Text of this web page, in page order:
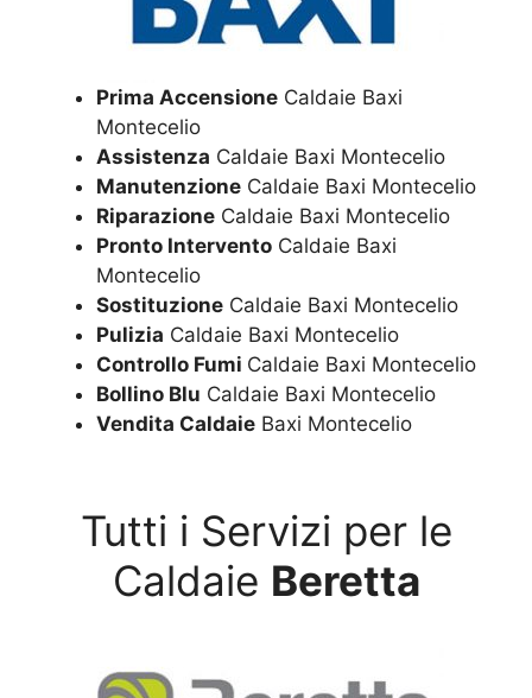
Prima Accensione Caldaie Baxi
Montecelio
Assistenza Caldaie Baxi Montecelio
Manutenzione Caldaie Baxi Montecelio
Riparazione Caldaie Baxi Montecelio
Pronto Intervento Caldaie Baxi
Montecelio
Sostituzione Caldaie Baxi Montecelio
Pulizia Caldaie Baxi Montecelio
Controllo Fumi Caldaie Baxi Montecelio
Bollino Blu Caldaie Baxi Montecelio
Vendita Caldaie Baxi Montecelio
Tutti i Servizi per le
Caldaie Beretta